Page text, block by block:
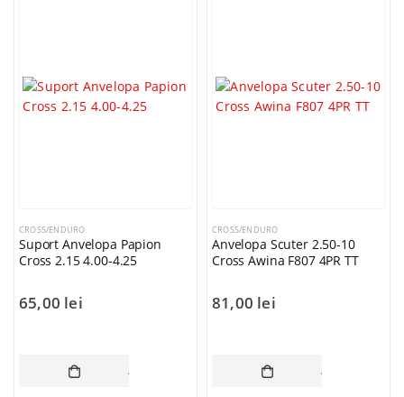
CROSS/ENDURO
Suport Anvelopa Papion
Cross 2.15 4.00-4.25
65,00 lei
ADAUGĂ ÎN COȘ
CROSS/ENDURO
Anvelopa Scuter 2.50-10
Cross Awina F807 4PR TT
81,00 lei
ADAUGĂ ÎN COȘ